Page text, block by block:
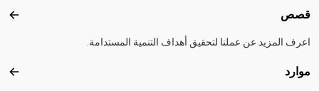
قصص
اعرف المزيد عن عملنا لتحقيق أهداف التنمية المستدامة.
موارد